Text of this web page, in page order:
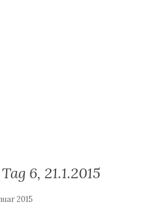
6, 21.1.2015
2015